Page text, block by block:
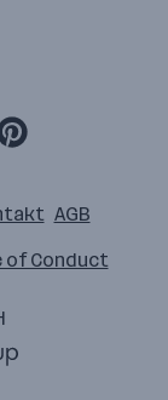
AGB
of Conduct